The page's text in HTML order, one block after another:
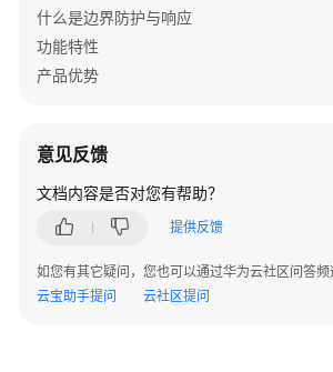
防
火
墙
+交
+中
心
组
什么是边界防护与响应
功能特性
产品优势
意见反馈
文档内容是否对您有帮助？
提供反馈
如您有其它疑问，您也可以通过华为云社区问答
云宝助手提问
云社区提问